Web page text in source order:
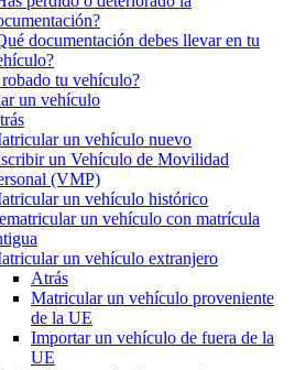
documentación debes llevar en tu
robado tu vehículo?
un vehículo
un vehículo nuevo
un Vehículo de Movilidad
(VMP)
un vehículo histórico
un vehículo con matrícula
un vehículo extranjero
Atrás
Matricular un vehículo proveniente
de la UE
Importar un vehículo de fuera de la
UE